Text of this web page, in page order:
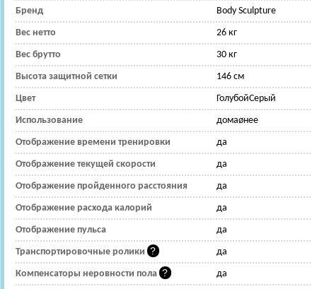
Бренд Body Sculpture
Вес нетто 26 кг
Вес брутто 30 кг
Высота защитной сетки 146 см
Цвет ГолубойСерый
Использование домаøнее
Отображение времени тренировки да
Отображение текущей скорости да
Отображение пройденного расстояния да
Отображение расхода калорий да
Отображение пульса да
Транспортировочные ролики да
Компенсаторы неровности пола да